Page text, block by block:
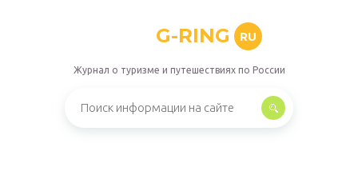
G-RING RU
Журнал о туризме и путешествиях по России